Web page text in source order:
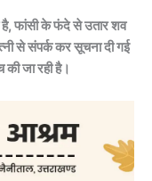
है, फांसी के फंदे से उतार शव
से संपर्क कर सूचना दी गई
जा रही है।